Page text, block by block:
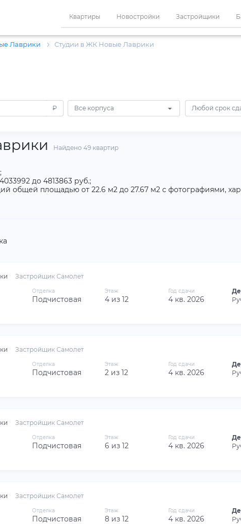
Квартиры Новостройки Застройщики
Лаврики Студии в ЖК Новые Лаврики
₽ Все корпуса Любой срок
Найдено 49 квартир
до 4813863 руб.;
общей площадью от 22.6 м2 до 27.67 м2 с фотографиями,
Застройщик Самолет
Отделка
Подчистовая
Этаж
4 из 12
Год сдачи
4 кв. 2026
Застройщик Самолет
Отделка
Подчистовая
Этаж
2 из 12
Год сдачи
4 кв. 2026
Застройщик Самолет
Отделка
Подчистовая
Этаж
6 из 12
Год сдачи
4 кв. 2026
Застройщик Самолет
Отделка
Подчистовая
Этаж
8 из 12
Год сдачи
4 кв. 2026